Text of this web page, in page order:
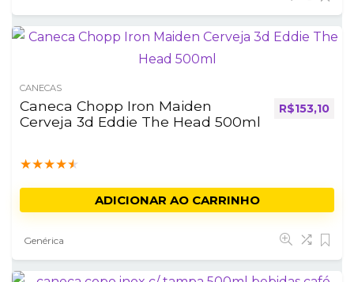
CANECAS
Caneca Chopp Iron Maiden
Cerveja 3d Eddie The Head 500ml
★★★★★
R$153,10
ADICIONAR AO CARRINHO
Genérica